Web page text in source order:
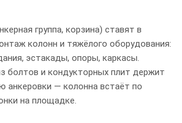
группа, корзина) ставят в
колонн и тяжёлого оборудования:
эстакады, опоры, каркасы.
болтов и кондукторных плит держит
анкеровки — колонна встаёт по
на площадке.